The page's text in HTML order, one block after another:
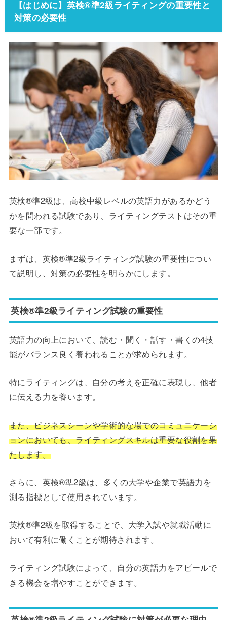
【はじめに】英検®準2級ライティングの重要性と
対策の必要性
英検®準2級は、高校中級レベルの英語力があるかどう
かを問われる試験であり、ライティングテストはその重
要な一部です。
まずは、英検®準2級ライティング試験の重要性につい
て説明し、対策の必要性を明らかにします。
英検®準2級ライティング試験の重要性
英語力の向上において、読む・聞く・話す・書くの4技
能がバランス良く養われることが求められます。
特にライティングは、自分の考えを正確に表現し、他者
に伝える力を養います。
また、ビジネスシーンや学術的な場でのコミュニケーシ
ョンにおいても、ライティングスキルは重要な役割を果
たします。
さらに、英検®準2級は、多くの大学や企業で英語力を
測る指標として使用されています。
英検®準2級を取得することで、大学入試や就職活動に
おいて有利に働くことが期待されます。
ライティング試験によって、自分の英語力をアピールで
きる機会を増やすことができます。